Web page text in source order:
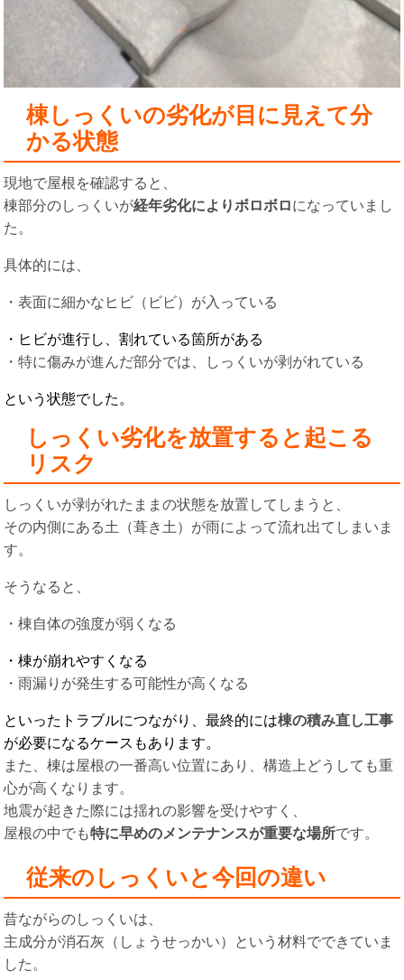
棟しっくいの劣化が目に見えて分
かる状態
現地で屋根を確認すると、
棟部分のしっくいが経年劣化によりボロボロになっていまし
た。
具体的には、
・表面に細かなヒビ（ビビ）が入っている
・ヒビが進行し、割れている箇所がある
・特に傷みが進んだ部分では、しっくいが剥がれている
という状態でした。
しっくい劣化を放置すると起こる
リスク
しっくいが剥がれたままの状態を放置してしまうと、
その内側にある土（葺き土）が雨によって流れ出てしまいま
す。
そうなると、
・棟自体の強度が弱くなる
・棟が崩れやすくなる
・雨漏りが発生する可能性が高くなる
といったトラブルにつながり、最終的には棟の積み直し工事
が必要になるケースもあります。
また、棟は屋根の一番高い位置にあり、構造上どうしても重
心が高くなります。
地震が起きた際には揺れの影響を受けやすく、
屋根の中でも特に早めのメンテナンスが重要な場所です。
従来のしっくいと今回の違い
昔ながらのしっくいは、
主成分が消石灰（しょうせっかい）という材料でできていま
した。